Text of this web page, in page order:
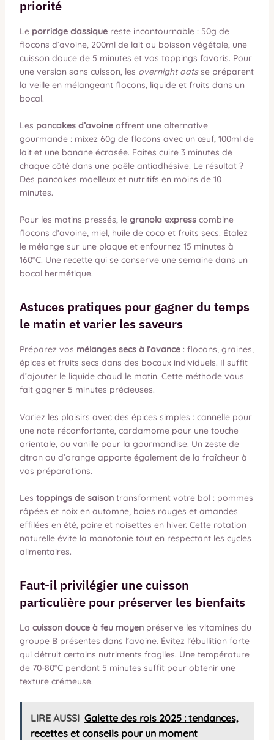
priorité
Le porridge classiquereste incontournable : 50g de
flocons d’avoine, 200ml de lait ou boisson végétale, une
cuisson douce de 5 minutes et vos toppings favoris. Pour
une version sans cuisson, les overnight oatsse préparent
la veille en mélangeant flocons, liquide et fruits dans un
bocal.
Les pancakes d’avoineoffrent une alternative
gourmande : mixez 60g de flocons avec un œuf, 100ml de
lait et une banane écrasée. Faites cuire 3 minutes de
chaque côté dans une poêle antiadhésive. Le résultat ?
Des pancakes moelleux et nutritifs en moins de 10
minutes.
Pour les matins pressés, le granola expresscombine
flocons d’avoine, miel, huile de coco et fruits secs. Étalez
le mélange sur une plaque et enfournez 15 minutes à
160°C. Une recette qui se conserve une semaine dans un
bocal hermétique.
Astuces pratiques pour gagner du temps
le matin et varier les saveurs
Préparez vos mélanges secs à l’avance: flocons, graines,
épices et fruits secs dans des bocaux individuels. Il suffit
d’ajouter le liquide chaud le matin. Cette méthode vous
fait gagner 5 minutes précieuses.
Variez les plaisirs avec des épices simples : cannelle pour
une note réconfortante, cardamome pour une touche
orientale, ou vanille pour la gourmandise. Un zeste de
citron ou d’orange apporte également de la fraîcheur à
vos préparations.
Les toppings de saisontransforment votre bol : pommes
râpées et noix en automne, baies rouges et amandes
effilées en été, poire et noisettes en hiver. Cette rotation
naturelle évite la monotonie tout en respectant les cycles
alimentaires.
Faut-il privilégier une cuisson
particulière pour préserver les bienfaits
La cuisson douce à feu moyenpréserve les vitamines du
groupe B présentes dans l’avoine. Évitez l’ébullition forte
qui détruit certains nutriments fragiles. Une température
de 70-80°C pendant 5 minutes suffit pour obtenir une
texture crémeuse.
LIRE AUSSI Galette des rois 2025 : tendances,
recettes et conseils pour un moment